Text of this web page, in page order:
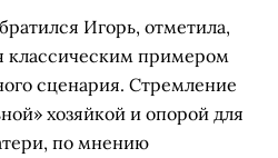
Игорь, отметила,
классическим примером
сценария. Стремление
хозяйкой и опорой для
по мнению